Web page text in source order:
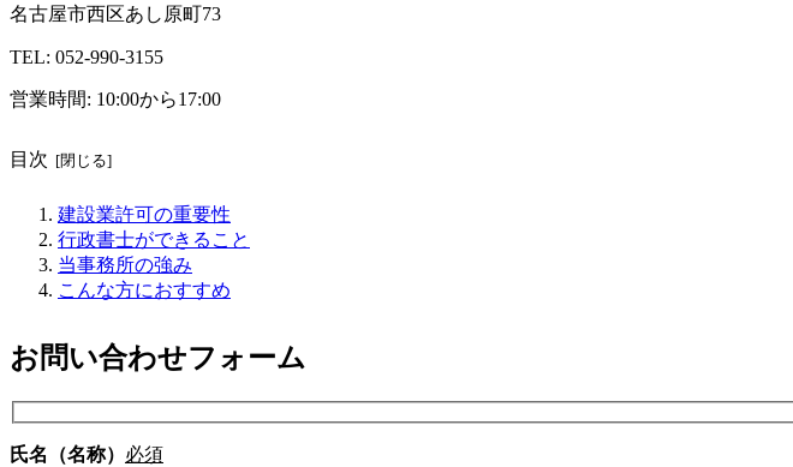
名古屋市西区あし原町73
TEL: 052-990-3155
営業時間: 10:00から17:00
目次
建設業許可の重要性
行政書士ができること
当事務所の強み
こんな方におすすめ
お問い合わせフォーム
氏名（名称） 必須